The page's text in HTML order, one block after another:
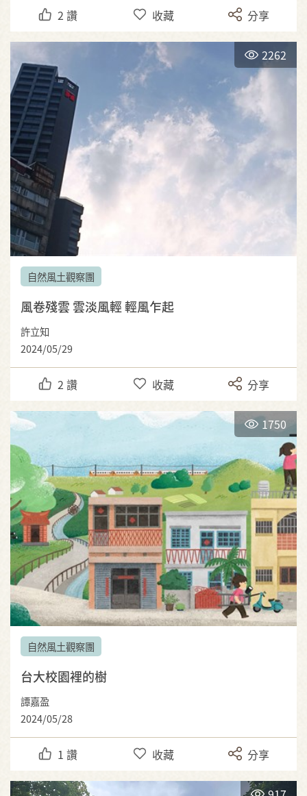
2 讚 收藏 分享
2262
自然風土觀察團
風卷殘雲 雲淡風輕 輕風乍起
許立知
2024/05/29
2 讚 收藏 分享
1750
自然風土觀察團
台大校園裡的樹
譚嘉盈
2024/05/28
1 讚 收藏 分享